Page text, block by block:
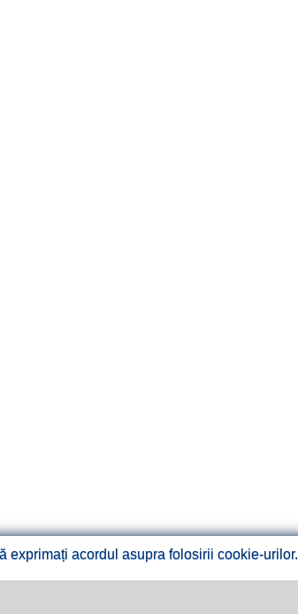
exprimați acordul asupra folosirii cookie-urilor.